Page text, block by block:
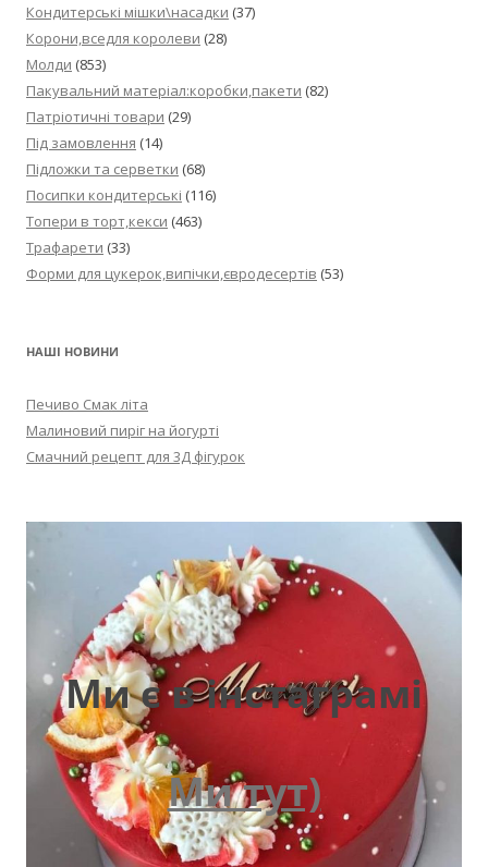
Кондитерські мішки\насадки (37)
Корони,вседля королеви (28)
Молди (853)
Пакувальний матеріал:коробки,пакети (82)
Патріотичні товари (29)
Під замовлення (14)
Підложки та серветки (68)
Посипки кондитерські (116)
Топери в торт,кекси (463)
Трафарети (33)
Форми для цукерок,випічки,євродесертів (53)
НАШІ НОВИНИ
Печиво Смак літа
Малиновий пиріг на йогурті
Смачний рецепт для 3Д фігурок
Ми є в інстаграмі
Ми тут)